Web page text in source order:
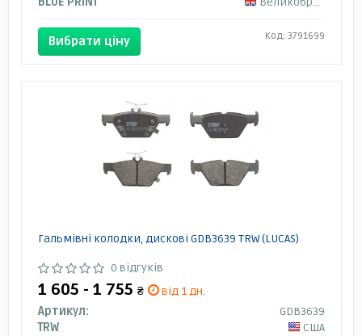
Вибрати ціну Код: 3791699
Гальмівні колодки, дискові GDB3639 TRW (LUCAS)
0 відгуків
1 605 - 1 755 ₴
від 1 дн.
Артикул:
GDB3639
TRW
США